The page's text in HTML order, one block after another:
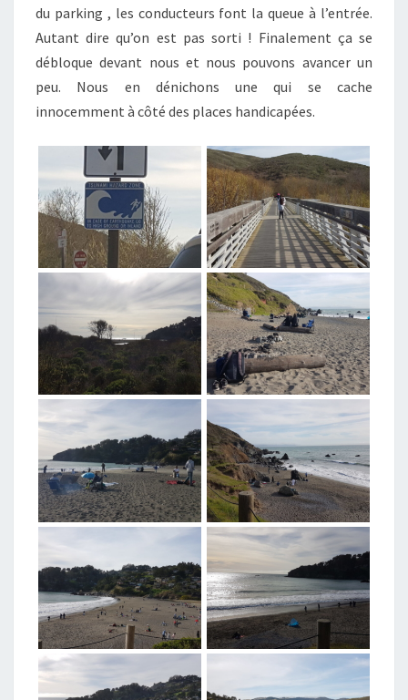
du parking , les conducteurs font la queue à l’entrée.
Autant dire qu’on est pas sorti ! Finalement ça se
débloque devant nous et nous pouvons avancer un
peu. Nous en dénichons une qui se cache
innocemment à côté des places handicapées.